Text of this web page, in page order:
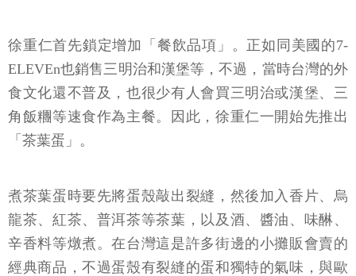
徐重仁首先鎖定增加「餐飲品項」。正如同美國的7-
ELEVEn也銷售三明治和漢堡等，不過，當時台灣的外
食文化還不普及，也很少有人會買三明治或漢堡、三
角飯糰等速食作為主餐。因此，徐重仁一開始先推出
「茶葉蛋」。
煮茶葉蛋時要先將蛋殼敲出裂縫，然後加入香片、烏
龍茶、紅茶、普洱茶等茶葉，以及酒、醬油、味醂、
辛香料等燉煮。在台灣這是許多街邊的小攤販會賣的
經典商品，不過蛋殼有裂縫的蛋和獨特的氣味，與歐